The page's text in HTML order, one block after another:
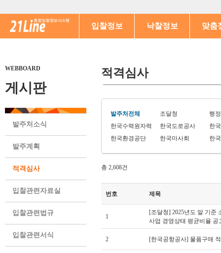
입찰정보 낙찰정보 맞춤
WEBBOARD
게시판
발주처소식
발주계획
적격심사
입찰관련자료실
입찰관련법규
입찰관련서식
적격심사
발주처전체 조달청
행
한국수력원자력
한국도로공사
한
한국환경공단
한국마사회 한
총 2,608건
번호 제목
1
[조달청] 2025년도 말 기준
사업 경영상태 평균비율 공
2 [한국공항공사] 물품구매